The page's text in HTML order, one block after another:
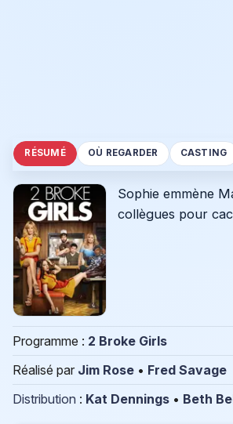
RÉSUMÉ OÙ REGARDER CASTING
Sophie emmène
collègues pour
Programme : 2 Broke Girls
Réalisé par Jim Rose • Fred Savage
Distribution : Kat Dennings • Beth